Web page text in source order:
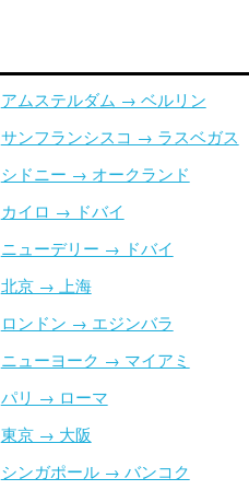
アムステルダム → ベルリン
サンフランシスコ → ラスベガス
シドニー → オークランド
カイロ → ドバイ
ニューデリー → ドバイ
北京 → 上海
ロンドン → エジンバラ
ニューヨーク → マイアミ
パリ → ローマ
東京 → 大阪
シンガポール → バンコク